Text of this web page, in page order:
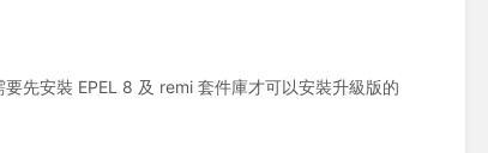
先安裝 EPEL 8 及 remi 套件庫才可以安裝升級版的